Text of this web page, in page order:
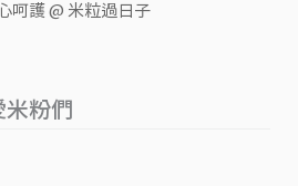
呵護 @ 米粒過日子
粉們